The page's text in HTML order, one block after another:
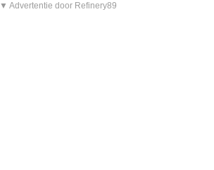
▼ Advertentie door Refinery89